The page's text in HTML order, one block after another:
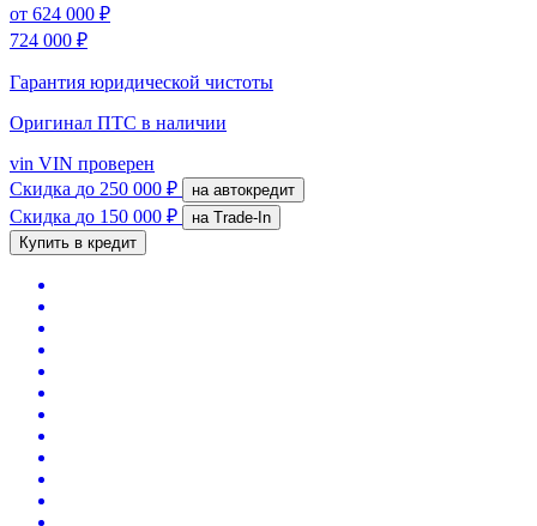
от 624 000 ₽
724 000 ₽
Гарантия юридической чистоты
Оригинал ПТС в наличии
vin VIN проверен
Скидка до 250 000 ₽ на автокредит
Скидка до 150 000 ₽
на Trade-In
Купить в кредит